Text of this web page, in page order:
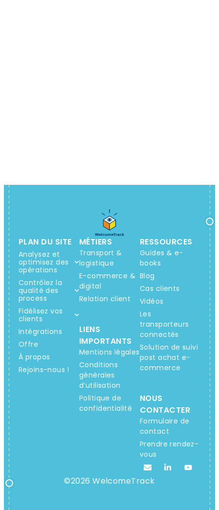
PLAN DU SITE
Analysez et
optimisez des
opérations
Contrôlez la
qualité des
process
Fidélisez vos
clients
Intégrations
Offre
À propos
Rejoins-nous !
MÉTIERS
Transport &
logistique
E-commerce &
digital
Relation client
LIENS
IMPORTANTS
Mentions légales
Conditions
générales
d’utilisation
Politique de
confidentialité
RESSOURCES
Guides & e-
books
Blog
Cas clients
Vidéos
Les
transporteurs
connectés
Solution de suivi
post achat e-
commerce
NOUS
CONTACTER
Formulaire de
contact
Prendre rendez-
vous
©2026 WelcomeTrack